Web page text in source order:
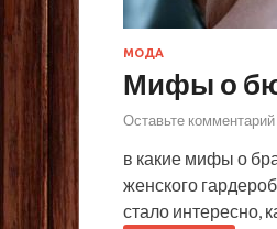
МОДА
Мифы о
Оставьте комментарий
в какие мифы о
женского
стало интересно,